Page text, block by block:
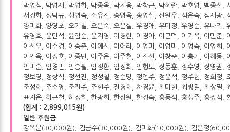
박영심, 박영재, 박영화, 박종옥, 박지웅, 박창근, 박혜란, 박호영, 백종선,
서정화, 성덕규, 성병숙, 소유진, 송명옥, 송영실, 신원우, 심은숙, 심재광,
양미화, 양영초, 오기철, 오은숙, 오은실, 우경애, 우미정, 우영순, 유나리,
유영호, 윤민석, 윤임순, 윤지영, 이경란, 이경아, 이근덕, 이기옥, 이만준,
이선우, 이수경, 이승준, 이애신, 이어라, 이영미, 이영미, 이영숙, 이영희,
이인옥, 이정호, 이종민, 이주은, 이주현, 이진선, 이창준, 이충기, 이해동,
인미순, 임경민, 임승필, 임정환, 임정희, 임형도, 장동훈, 장수영, 장영권,
정보영, 정상식, 정선진, 정성철, 정순명, 정언주, 정윤석, 정주현, 정희정,
조성희, 조소영, 조진주, 조현주, 진경희, 차경윤, 최미현, 최병길, 최상필,
표지은, 하근철, 하정희, 한광희, 한상원, 한정숙, 홍동식, 홍성주, 홍장석,
(합계 : 2,899,015원)
일반 후원금
강옥분(30,000원), 김금수(30,000원), 김미화(10,000원), 김은정